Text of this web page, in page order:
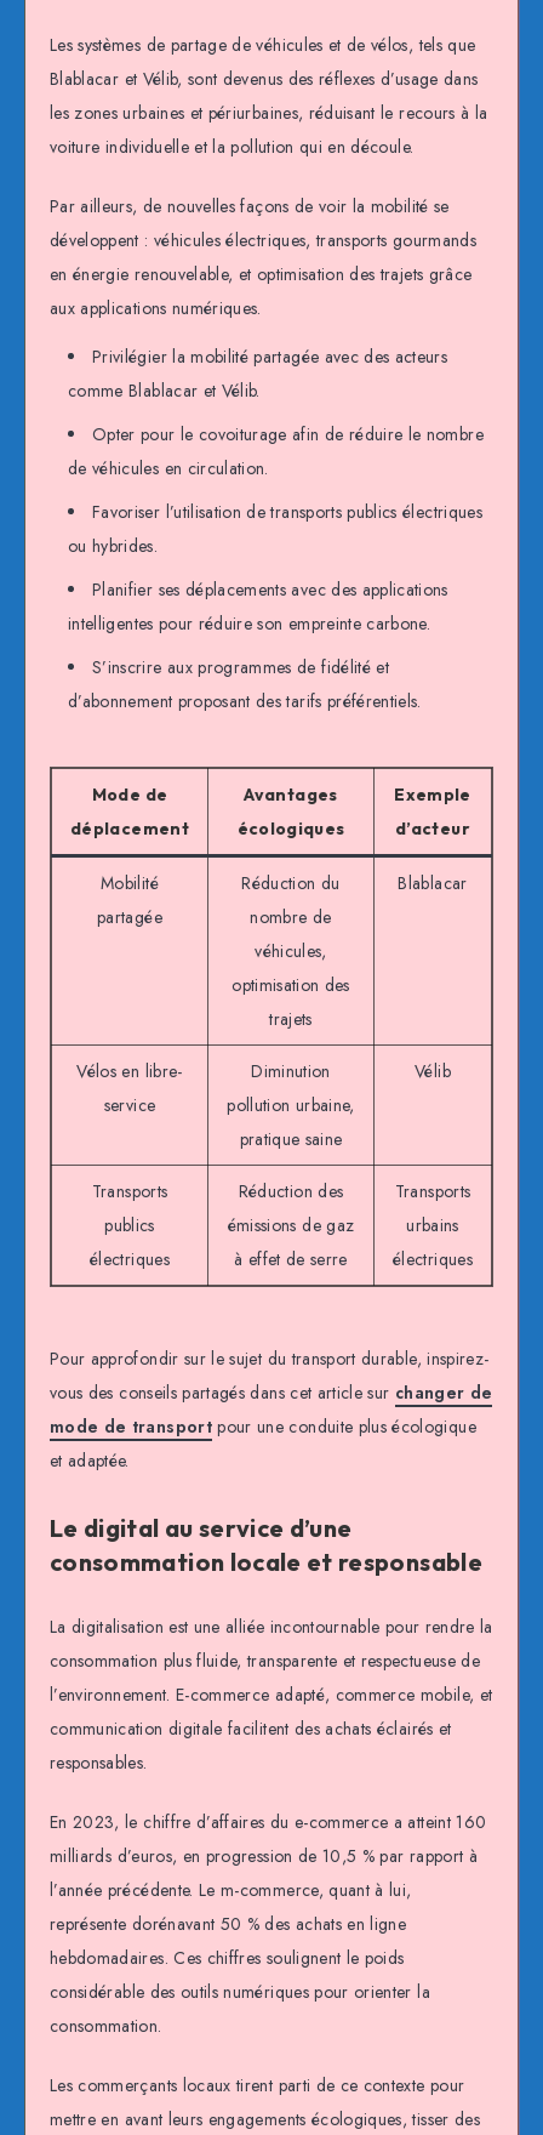
Les systèmes de partage de véhicules et de vélos, tels que
Blablacar et Vélib, sont devenus des réflexes d’usage dans
les zones urbaines et périurbaines, réduisant le recours à la
voiture individuelle et la pollution qui en découle.
Par ailleurs, de nouvelles façons de voir la mobilité se
développent : véhicules électriques, transports gourmands
en énergie renouvelable, et optimisation des trajets grâce
aux applications numériques.
Privilégier la mobilité partagée avec des acteurs
comme Blablacar et Vélib.
Opter pour le covoiturage afin de réduire le nombre
de véhicules en circulation.
Favoriser l’utilisation de transports publics électriques
ou hybrides.
Planifier ses déplacements avec des applications
intelligentes pour réduire son empreinte carbone.
S’inscrire aux programmes de fidélité et
d’abonnement proposant des tarifs préférentiels.
Mode de
déplacement
Avantages
écologiques
Exemple
d’acteur
Mobilité
partagée
Réduction du
nombre de
véhicules,
optimisation des
trajets
Blablacar
Vélos en libre-
service
Diminution
pollution urbaine,
pratique saine
Vélib
Transports
publics
électriques
Réduction des
émissions de gaz
à effet de serre
Transports
urbains
électriques
Pour approfondir sur le sujet du transport durable, inspirez-
vous des conseils partagés dans cet article sur changer de
mode de transportpour une conduite plus écologique
et adaptée.
Le digital au service d’une
consommation locale et responsable
La digitalisation est une alliée incontournable pour rendre la
consommation plus fluide, transparente et respectueuse de
l’environnement. E-commerce adapté, commerce mobile, et
communication digitale facilitent des achats éclairés et
responsables.
En 2023, le chiffre d’affaires du e-commerce a atteint 160
milliards d’euros, en progression de 10,5 % par rapport à
l’année précédente. Le m-commerce, quant à lui,
représente dorénavant 50 % des achats en ligne
hebdomadaires. Ces chiffres soulignent le poids
considérable des outils numériques pour orienter la
consommation.
Les commerçants locaux tirent parti de ce contexte pour
mettre en avant leurs engagements écologiques, tisser des